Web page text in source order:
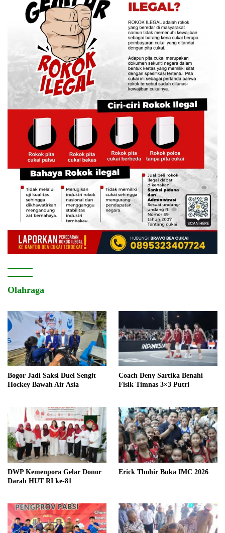
Olahraga
Bogor Jadi Saksi Duel Sengit
Hockey Bawah Air Asia
Coach Deny Sartika Benahi
Fisik Timnas 3×3 Putri
DWP Kemenpora Gelar Donor
Darah HUT RI ke-81
Erick Thohir Buka IMC 2026